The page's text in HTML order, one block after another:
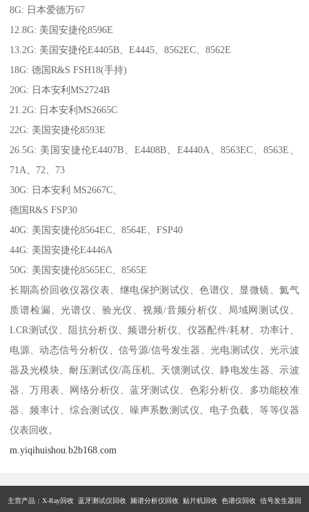
8G: 日本爱德万67
12.8G: 美国安捷伦8596E
13.2G: 美国安捷伦E4405B、E4445、8562EC、8562E
18G: 德国R&S FSH18(手持)
20G: 日本安利MS2724B
21.2G: 日本安利MS2665C
22G: 美国安捷伦8593E
26.5G: 美国安捷伦E4407B、E4408B、E4440A、8563EC、8563E、
71A、72、73
30G: 日本安利 MS2667C、
德国R&S FSP30
40G: 美国安捷伦8564EC、8564E、FSP40
44G: 美国安捷伦E4446A
50G: 美国安捷伦8565EC、8565E
长期高价回收仪器仪表、继电保护测试仪、色谱仪、显微镜、氦气
质谱检漏、光谱仪、验光仪、视频/音频分析仪、局域网测试仪、
LCR测试仪、阻抗分析仪、频谱分析仪、仪器配件/耗材、功率计、
电源、动态信号分析仪、信号源/信号发生器、光电测试仪、光示波
器及光模块、耐压测试仪/高压机、天馈测试仪、静电发生器、示波
器、万用表、网络分析仪、蓝牙测试仪、色彩分析仪、多功能校准
器、频率计、综合测试仪、噪声系数测试仪、电子负载、等等仪器
仪表回收。
m.yiqihuishou.b2b168.com
主营产品：X-Ray回收 蓝牙测试仪回收 频谱分析仪回收 贴片机回收 色谱仪回收 信号发生器回